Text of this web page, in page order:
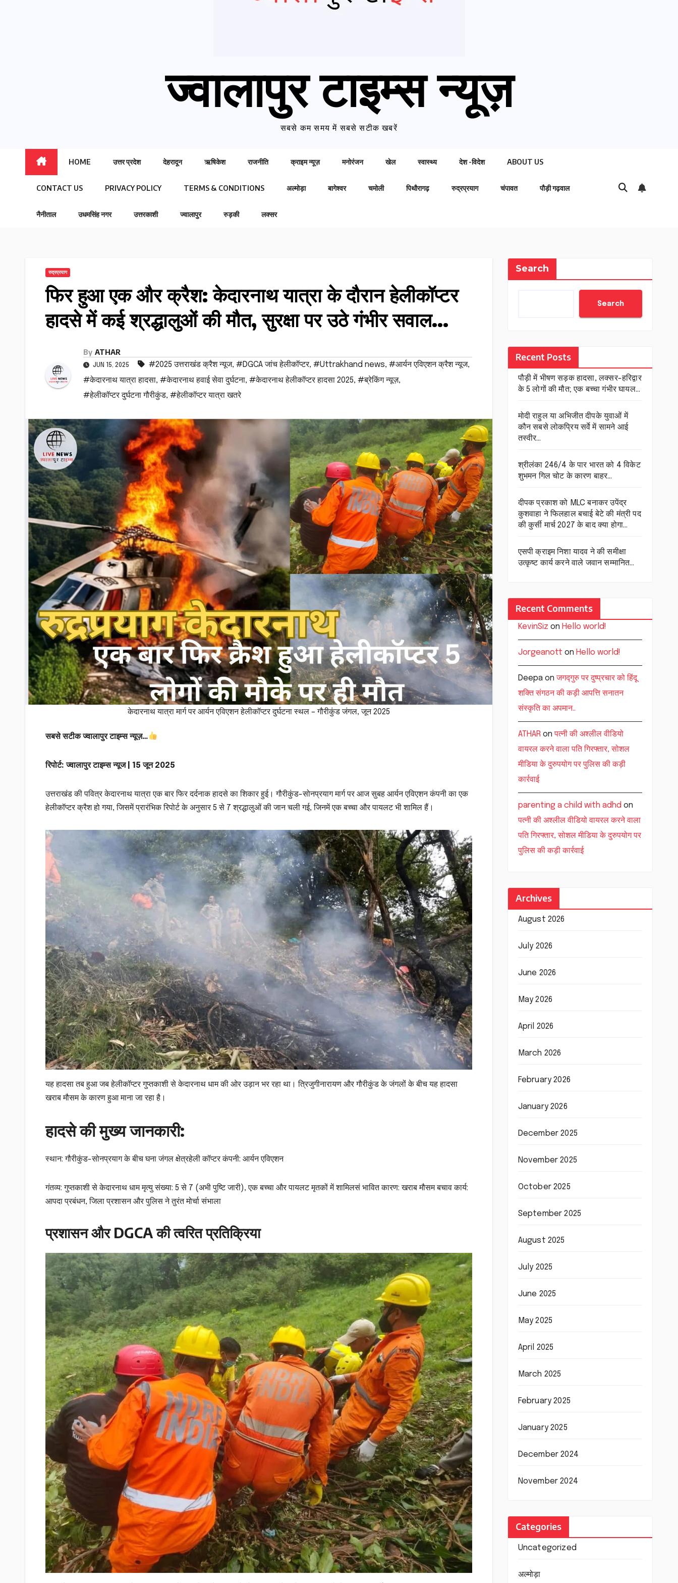
ज्वालापुर टाइम्स न्यूज़
सबसे कम समय में सबसे सटीक खबरें
HOME उत्तर प्रदेश देहरादून ऋषिकेश राजनीति क्राइम न्यूज़ मनोरंजन खेल स्वास्थ्य देश -विदेश ABOUT US
CONTACT US PRIVACY POLICY TERMS & CONDITIONS अल्मोड़ा बागेश्वर चमोली पिथौरागढ़ रुद्रप्रयाग चंपावत पौड़ी गढ़वाल
नैनीताल उधमसिंह नगर उत्तरकाशी ज्वालापुर रुड़की लक्सर
रुद्रप्रयाग
फिर हुआ एक और क्रैश: केदारनाथ यात्रा के दौरान हेलीकॉप्टर
हादसे में कई श्रद्धालुओं की मौत, सुरक्षा पर उठे गंभीर सवाल…
By ATHAR
JUN 15, 2025 #2025 उत्तराखंड क्रैश न्यूज, #DGCA जांच हेलीकॉप्टर, #Uttrakhand news, #आर्यन एविएशन क्रैश न्यूज,
#केदारनाथ यात्रा हादसा, #केदारनाथ हवाई सेवा दुर्घटना, #केदारनाथ हेलीकॉप्टर हादसा 2025, #ब्रेकिंग न्यूज़,
#हेलीकॉप्टर दुर्घटना गौरीकुंड, #हेलीकॉप्टर यात्रा खतरे
केदारनाथ यात्रा मार्ग पर आर्यन एविएशन हेलीकॉप्टर दुर्घटना स्थल – गौरीकुंड जंगल, जून 2025
सबसे सटीक ज्वालापुर टाइम्स न्यूज़…
रिपोर्ट: ज्वालापुर टाइम्स न्यूज | 15 जून 2025
उत्तराखंड की पवित्र केदारनाथ यात्रा एक बार फिर दर्दनाक हादसे का शिकार हुई। गौरीकुंड-सोनप्रयाग मार्ग पर आज सुबह आर्यन एविएशन कंपनी का एक
हेलीकॉप्टर क्रैश हो गया, जिसमें प्रारंभिक रिपोर्ट के अनुसार 5 से 7 श्रद्धालुओं की जान चली गई, जिनमें एक बच्चा और पायलट भी शामिल हैं।
यह हादसा तब हुआ जब हेलीकॉप्टर गुप्तकाशी से केदारनाथ धाम की ओर उड़ान भर रहा था। त्रिजुगीनारायण और गौरीकुंड के जंगलों के बीच यह हादसा
खराब मौसम के कारण हुआ माना जा रहा है।
हादसे की मुख्य जानकारी:
स्थान: गौरीकुंड-सोनप्रयाग के बीच घना जंगल क्षेत्रहेली कॉप्टर कंपनी: आर्यन एविएशन
गंतव्य: गुप्तकाशी से केदारनाथ धाम मृत्यु संख्या: 5 से 7 (अभी पुष्टि जारी), एक बच्चा और पायलट मृतकों में शामिलसं भावित कारण: खराब मौसम बचाव कार्य:
आपदा प्रबंधन, जिला प्रशासन और पुलिस ने तुरंत मोर्चा संभाला
प्रशासन और DGCA की त्वरित प्रतिक्रिया
Search
Search
Recent Posts
पौड़ी में भीषण सड़क हादसा, लक्सर-हरिद्वार
के 5 लोगों की मौत; एक बच्चा गंभीर घायल…
मोदी राहुल या अभिजीत दीपके युवाओं में
कौन सबसे लोकप्रिय सर्वे में सामने आई
तस्वीर…
श्रीलंका 246/4 के पार भारत को 4 विकेट
शुभमन गिल चोट के कारण बाहर…
दीपक प्रकाश को MLC बनाकर उपेंद्र
कुशवाहा ने फिलहाल बचाई बेटे की मंत्री पद
की कुर्सी मार्च 2027 के बाद क्या होगा…
एसपी क्राइम निशा यादव ने की समीक्षा
उत्कृष्ट कार्य करने वाले जवान सम्मानित…
Recent Comments
KevinSiz on Hello world!
Jorgeanott on Hello world!
Deepaonजगद्गुरु पर दुष्प्रचार को हिंदू
शक्ति संगठन की कड़ी आपत्ति सनातन
संस्कृति का अपमान..
ATHAR onपत्नी की अश्लील वीडियो
वायरल करने वाला पति गिरफ्तार, सोशल
मीडिया के दुरुपयोग पर पुलिस की कड़ी
कार्रवाई
parenting a child with adhd on
पत्नी की अश्लील वीडियो वायरल करने वाला
पति गिरफ्तार, सोशल मीडिया के दुरुपयोग पर
पुलिस की कड़ी कार्रवाई
Archives
August 2026
July 2026
June 2026
May 2026
April 2026
March 2026
February 2026
January 2026
December 2025
November 2025
October 2025
September 2025
August 2025
July 2025
June 2025
May 2025
April 2025
March 2025
February 2025
January 2025
December 2024
November 2024
Categories
Uncategorized
अल्मोड़ा